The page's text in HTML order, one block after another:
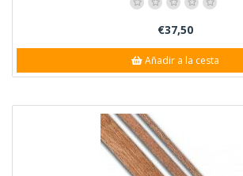
€37,50
Añadir a la cesta